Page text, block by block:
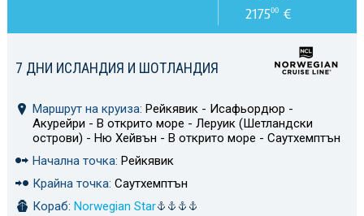
7 ДНИ ИСЛАНДИЯ И ШОТЛАНДИЯ
Маршрут на круиза: Рейкявик - Исафьордюр -
Акурейри - В открито море - Леруик (Шетландски
острови) - Ню Хейвън - В открито море - Саутхемптън
Начална точка: Рейкявик
Крайна точка: Саутхемптън
Кораб: Norwegian Star
217500 €